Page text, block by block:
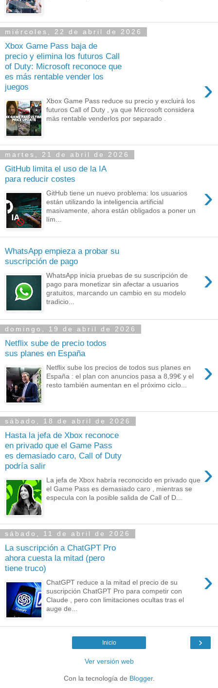
miércoles, 22 de abril de 2026
Xbox Game Pass baja de
precio y elimina los futuros Call
of Duty: Microsoft reconoce que
es más rentable vender los
juegos
›
Xbox Game Pass reduce su precio y excluirá los
futuros Call of Duty , ya que Microsoft considera
más rentable venderlos por separado .
martes, 21 de abril de 2026
GitHub limita el uso de la IA
para reducir costes
›
GitHub tiene un nuevo problema: los usuarios
están utilizando la inteligencia artificial
masivamente, ahora están obligados a poner un
lím...
WhatsApp empieza a probar su
suscripción de pago
›
WhatsApp inicia pruebas de su suscripción de
pago para monetizar sin afectar a usuarios
gratuitos, marcando un cambio en su modelo
tradicio...
domingo, 19 de abril de 2026
Netflix sube de precio todos
sus planes en España
›
Netflix sube los precios de todos sus planes en
España : el plan con anuncios pasa a 8,99€ y el
resto también aumentan en el próximo ciclo...
sábado, 18 de abril de 2026
Hasta la jefa de Xbox reconoce
en privado que el Game Pass
es demasiado caro, Call of Duty
podría salir
›
La jefa de Xbox habría reconocido en privado que
el Game Pass es demasiado caro , mientras se
especula con la posible salida de Call of D...
sábado, 11 de abril de 2026
La suscripción a ChatGPT Pro
ahora cuesta la mitad (pero
tiene truco)
›
ChatGPT reduce a la mitad el precio de su
suscripción ChatGPT Pro para competir con
Claude , pero con limitaciones ocultas tras el
auge de...
›
Inicio
Ver versión web
Con la tecnología de Blogger.